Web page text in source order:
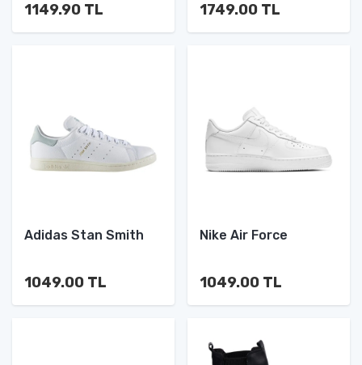
1149.90 TL 1749.00 TL
Adidas Stan Smith
1049.00 TL
Nike Air Force
1049.00 TL